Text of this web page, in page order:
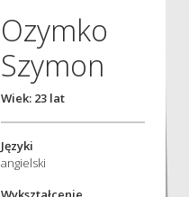
Ozymko
Szymon
Wiek: 23 lat
Języki
angielski